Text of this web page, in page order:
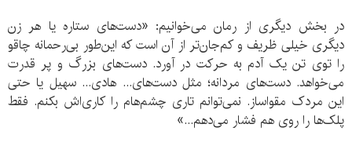
در بخش دیگری از رمان می‌خوانیم: «دست‌های ستاره یا هر زن
دیگری خیلی ظریف و کم‌جان‌تر از آن است که این‌طور بی‌رحمانه چاقو
را توی تن یک آدم به حرکت در آورد. دست‌های بزرگ و پر قدرت
می‌خواهد. دست‌های مردانه؛ مثل دست‌های... هادی... سهیل یا حتی
این مردک مقواساز. نمی‌توانم تاری چشم‌هام را کاری‌اش بکنم. فقط
پلک‌ها را روی هم فشار می‌دهم...»